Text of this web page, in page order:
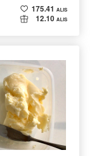
175.41 ALIS
12.10 ALIS